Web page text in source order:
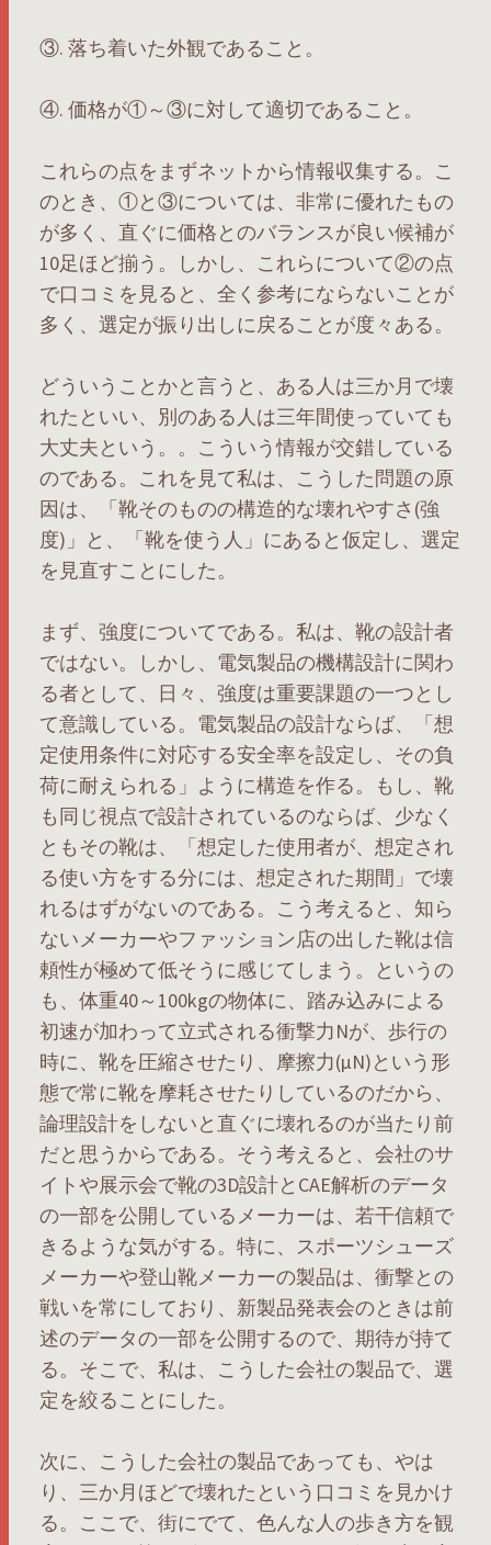
③. 落ち着いた外観であること。
④. 価格が①～③に対して適切であること。
これらの点をまずネットから情報収集する。こ
のとき、①と③については、非常に優れたもの
が多く、直ぐに価格とのバランスが良い候補が
10足ほど揃う。しかし、これらについて②の点
で口コミを見ると、全く参考にならないことが
多く、選定が振り出しに戻ることが度々ある。
どういうことかと言うと、ある人は三か月で壊
れたといい、別のある人は三年間使っていても
大丈夫という。。こういう情報が交錯している
のである。これを見て私は、こうした問題の原
因は、「靴そのものの構造的な壊れやすさ(強
度)」と、「靴を使う人」にあると仮定し、選定
を見直すことにした。
まず、強度についてである。私は、靴の設計者
ではない。しかし、電気製品の機構設計に関わ
る者として、日々、強度は重要課題の一つとし
て意識している。電気製品の設計ならば、「想
定使用条件に対応する安全率を設定し、その負
荷に耐えられる」ように構造を作る。もし、靴
も同じ視点で設計されているのならば、少なく
ともその靴は、「想定した使用者が、想定され
る使い方をする分には、想定された期間」で壊
れるはずがないのである。こう考えると、知ら
ないメーカーやファッション店の出した靴は信
頼性が極めて低そうに感じてしまう。というの
も、体重40～100kgの物体に、踏み込みによる
初速が加わって立式される衝撃力Nが、歩行の
時に、靴を圧縮させたり、摩擦力(μN)という形
態で常に靴を摩耗させたりしているのだから、
論理設計をしないと直ぐに壊れるのが当たり前
だと思うからである。そう考えると、会社のサ
イトや展示会で靴の3D設計とCAE解析のデータ
の一部を公開しているメーカーは、若干信頼で
きるような気がする。特に、スポーツシューズ
メーカーや登山靴メーカーの製品は、衝撃との
戦いを常にしており、新製品発表会のときは前
述のデータの一部を公開するので、期待が持て
る。そこで、私は、こうした会社の製品で、選
定を絞ることにした。
次に、こうした会社の製品であっても、やは
り、三か月ほどで壊れたという口コミを見かけ
る。ここで、街にでて、色んな人の歩き方を観